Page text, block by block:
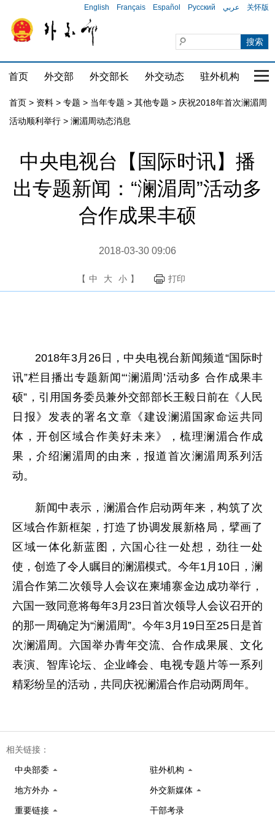
English Français Español Русский عربي 关怀版
首页 外交部 外交部长 外交动态 驻外机构 国
首页 > 资料 > 专题 > 当年专题 > 其他专题 > 庆祝2018年首次澜湄周
活动顺利举行 > 澜湄周动态消息
中央电视台【国际时讯】播
出专题新闻：“澜湄周”活动多
合作成果丰硕
2018-03-30 09:06
【 中 大 小 】 打印
2018年3月26日，中央电视台新闻频道“国际时
讯”栏目播出专题新闻“‘澜湄周’活动多 合作成果丰
硕”，引用国务委员兼外交部部长王毅日前在《人民
日报》发表的署名文章《建设澜湄国家命运共同
体，开创区域合作美好未来》，梳理澜湄合作成
果，介绍澜湄周的由来，报道首次澜湄周系列活
动。
新闻中表示，澜湄合作启动两年来，构筑了次
区域合作新框架，打造了协调发展新格局，擘画了
区域一体化新蓝图，六国心往一处想，劲往一处
使，创造了令人瞩目的澜湄模式。今年1月10日，澜
湄合作第二次领导人会议在柬埔寨金边成功举行，
六国一致同意将每年3月23日首次领导人会议召开的
的那一周确定为“澜湄周”。今年3月19日至25日是首
次澜湄周。六国举办青年交流、合作成果展、文化
表演、智库论坛、企业峰会、电视专题片等一系列
精彩纷呈的活动，共同庆祝澜湄合作启动两周年。
相关链接：
中央部委 驻外机构
地方外办 外交新媒体
重要链接 干部考录